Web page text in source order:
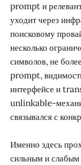
prompt и
уходит через
поисковому
несколько
символов, не
prompt,
интерфейсе и
unlinkable-
связывался с
Именно здесь
сильным и слабым